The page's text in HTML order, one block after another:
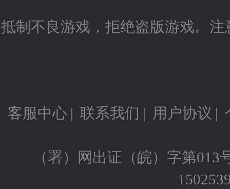
抵制不良游戏，拒绝盗版游戏。
客服中心 | 联系我们 | 用户协议 |
（署）网出证（皖）字第013